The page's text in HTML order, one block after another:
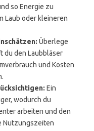
so Energie zu
Laub oder kleineren
Überlege
du den Laubbläser
und Kosten
Ein
wodurch du
arbeiten und den
Nutzungszeiten